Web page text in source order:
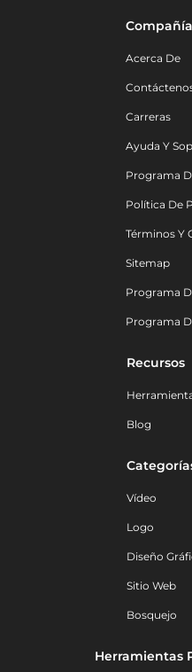
Compañía
Acerca De
Carreras
Ayuda Y
Programa
Política De
Términos Y
Sitemap
Programa
Programa
Recursos
Blog
Vídeo
Logo
Diseño
Sitio Web
Bosquejo
Herramientas